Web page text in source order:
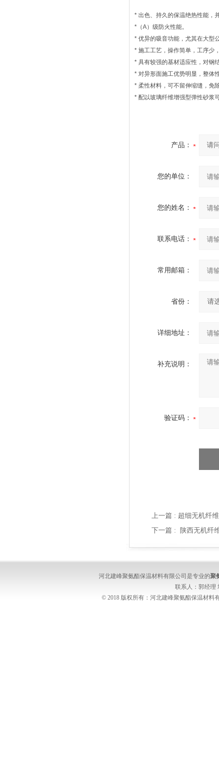
* 出色、持久的保温绝热性能，
* （A）级防火性能。
* 优异的吸音功能，尤其在大型
* 施工工艺，操作简单，工序少
* 具有较强的基材适应性，对钢
* 对异形面施工优势明显，整体
* 柔性材料，可不留伸缩缝，免
* 配以玻璃纤维增强型弹性砂浆
产品：
您的单位：
您的姓名：
联系电话：
常用邮箱：
省份：
详细地址：
补充说明：
验证码：
上一篇 : 超细无机纤
下一篇 :
陕西无机纤
河北建峰聚氨酯保温材料有限公司是专业的聚
联系人：郭经理
© 2018 版权所有：河北建峰聚氨酯保温材